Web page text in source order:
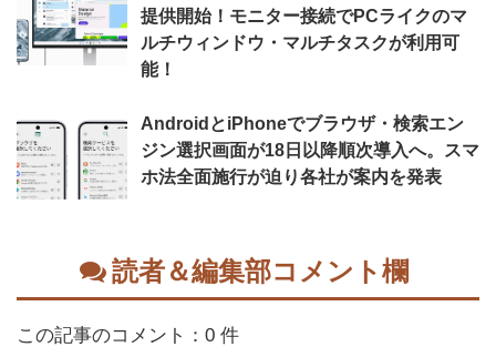
提供開始！モニター接続でPCライクのマ
ルチウィンドウ・マルチタスクが利用可
能！
AndroidとiPhoneでブラウザ・検索エン
ジン選択画面が18日以降順次導入へ。スマ
ホ法全面施行が迫り各社が案内を発表
読者＆編集部コメント欄
この記事のコメント：0 件